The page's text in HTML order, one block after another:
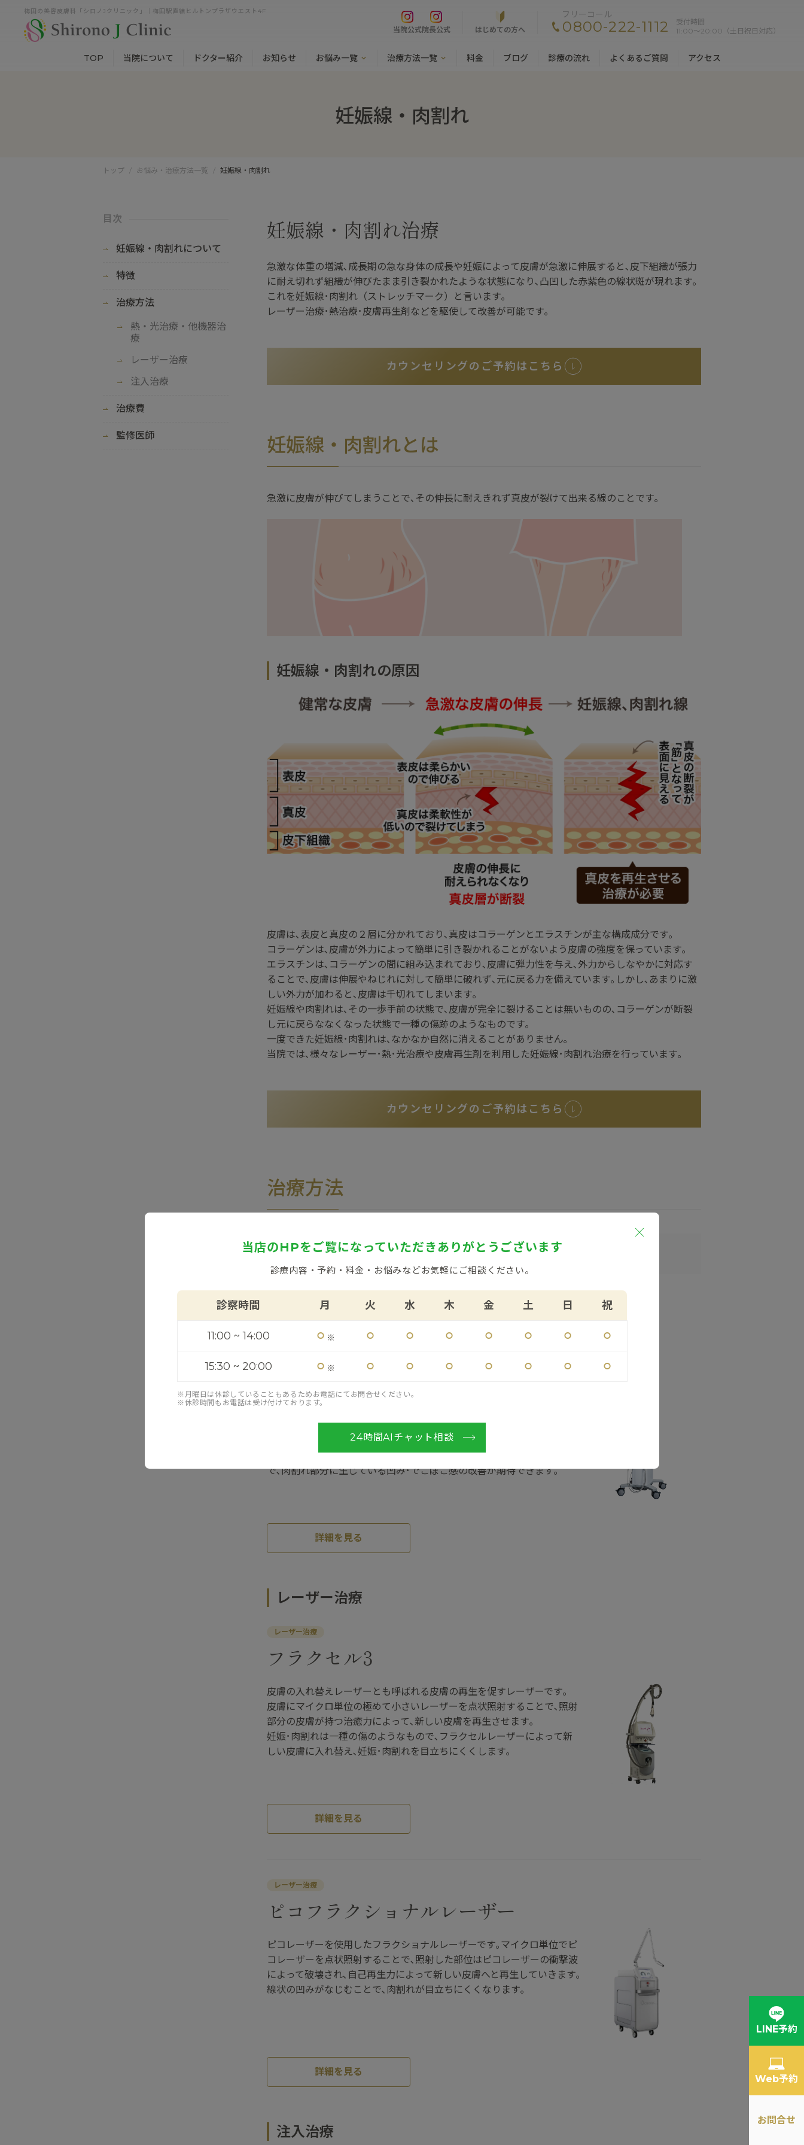
梅田の美容皮膚科「シロノJクリニック」｜梅田駅直結ヒルトンプラザウエスト4F
当院公式院長公式 はじめての方へ
フリーコール
0800-222-1112
受付時間
11:00〜20:00（土日祝日対応）
TOP 当院について ドクター紹介 お知らせ お悩み一覧 治療方法一覧 料金 ブログ 診療の流れ よくあるご質問 アクセス
妊娠線・肉割れ
トップ お悩み・治療方法一覧 妊娠線・肉割れ
目次
妊娠線・肉割れについて
特徴
治療方法
熱・光治療・他機器治
療
レーザー治療
注入治療
治療費
監修医師
妊娠線・肉割れ治療
急激な体重の増減､成長期の急な身体の成長や妊娠によって皮膚が急激に伸展すると､皮下組織が張力
に耐え切れず組織が伸びたまま引き裂かれたような状態になり､凸凹した赤紫色の線状斑が現れます｡
これを妊娠線･肉割れ（ストレッチマーク）と言います｡
レーザー治療･熱治療･皮膚再生剤などを駆使して改善が可能です｡
カウンセリングのご予約はこちら
妊娠線・肉割れとは
急激に皮膚が伸びてしまうことで､その伸長に耐えきれず真皮が裂けて出来る線のことです｡
妊娠線・肉割れの原因
皮膚は､表皮と真皮の２層に分かれており､真皮はコラーゲンとエラスチンが主な構成成分です｡
コラーゲンは､皮膚が外力によって簡単に引き裂かれることがないよう皮膚の強度を保っています｡
エラスチンは､コラーゲンの間に組み込まれており､皮膚に弾力性を与え､外力からしなやかに対応す
ることで､皮膚は伸展やねじれに対して簡単に破れず､元に戻る力を備えています｡しかし､あまりに激
しい外力が加わると､皮膚は千切れてしまいます｡
妊娠線や肉割れは､その一歩手前の状態で､皮膚が完全に裂けることは無いものの､コラーゲンが断裂
し元に戻らななくなった状態で一種の傷跡のようなものです｡
一度できた妊娠線･肉割れは､なかなか自然に消えることがありません｡
当院では､様々なレーザー･熱･光治療や皮膚再生剤を利用した妊娠線･肉割れ治療を行っています｡
カウンセリングのご予約はこちら
治療方法
熱・光治療・他機器治療 レーザー治療 注入治療
熱・光治療・他機器治療
サーマクールFLX
波）の熱エネルギ－を利用したたるみ治療器です｡
出産後や急激な体重の増減によって皮膚がたるんで出来た妊娠線･肉割れ
を目立ちにくくするのに効果的です｡また､コラーゲンが産生されること
で､肉割れ部分に生じている凹み･でこぼこ感の改善が期待できます｡
詳細を見る
レーザー治療
レーザー治療
フラクセル3
皮膚の入れ替えレーザーとも呼ばれる皮膚の再生を促すレーザーです｡
皮膚にマイクロ単位の極めて小さいレーザーを点状照射することで､照射
部分の皮膚が持つ治癒力によって､新しい皮膚を再生させます｡
妊娠･肉割れは一種の傷のようなもので､フラクセルレーザーによって新
しい皮膚に入れ替え､妊娠･肉割れを目立ちにくくします｡
詳細を見る
レーザー治療
ピコフラクショナルレーザー
ピコレーザーを使用したフラクショナルレーザーです｡マイクロ単位でピ
コレーザーを点状照射することで､照射した部位はピコレーザーの衝撃波
によって破壊され､自己再生力によって新しい皮膚へと再生していきます｡
線状の凹みがなじむことで､肉割れが目立ちにくくなります｡
詳細を見る
注入治療
LINE予約
Web予約
お問合せ
当店のHPをご覧になっていただきありがとうございます
診療内容・予約・料金・お悩みなどお気軽にご相談ください。
診察時間 月 火 水 木 金 土 日 祝
11:00 ~ 14:00 ⚪︎ ※ ⚪︎ ⚪︎ ⚪︎ ⚪︎ ⚪︎ ⚪︎ ⚪︎
15:30 ~ 20:00 ⚪︎ ※ ⚪︎ ⚪︎ ⚪︎ ⚪︎ ⚪︎ ⚪︎ ⚪︎
※月曜日は休診していることもあるためお電話にてお問合せください。
※休診時間もお電話は受け付けております。
24時間AIチャット相談